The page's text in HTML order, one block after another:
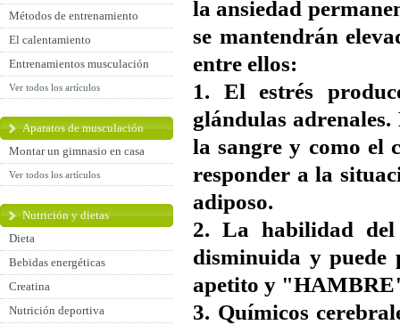
Métodos de entrenamiento
El calentamiento
Entrenamientos musculación
Ver todos los artículos
Aparatos de musculación
Montar un gimnasio en casa
Ver todos los artículos
Nutrición y dietas
Dieta
Bebidas energéticas
Creatina
Nutrición deportiva
la ansiedad
se mantendrán
entre ellos:
1. El estrés
glándulas
la sangre y como el
responder a la
adiposo.
2. La habilidad
disminuida y puede
apetito y
3. Químicos